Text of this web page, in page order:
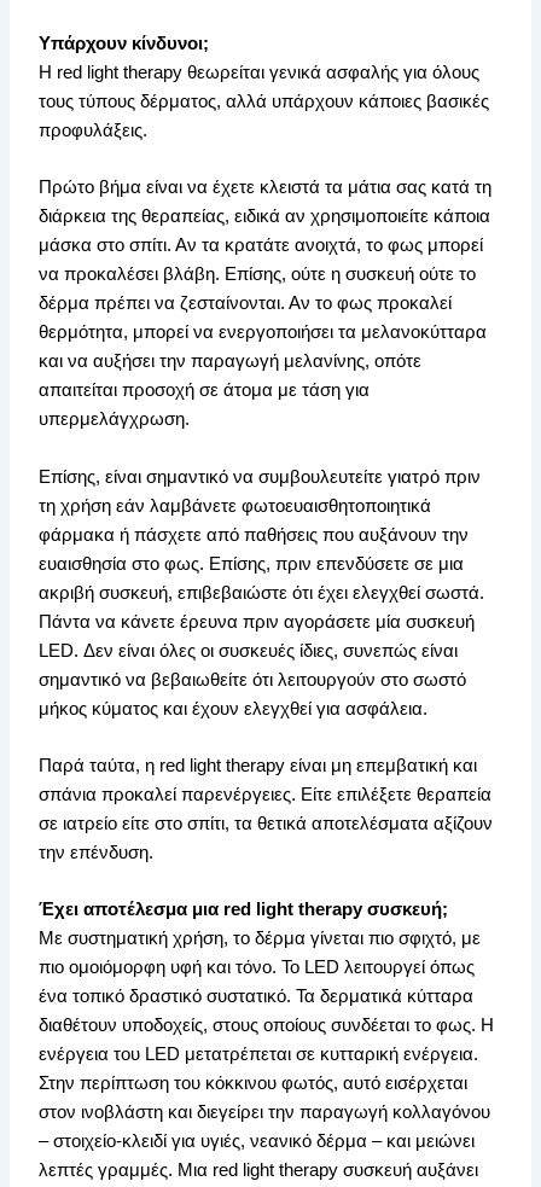
Υπάρχουν κίνδυνοι;
Η red light therapy θεωρείται γενικά ασφαλής για όλους
τους τύπους δέρματος, αλλά υπάρχουν κάποιες βασικές
προφυλάξεις.
Πρώτο βήμα είναι να έχετε κλειστά τα μάτια σας κατά τη
διάρκεια της θεραπείας, ειδικά αν χρησιμοποιείτε κάποια
μάσκα στο σπίτι. Αν τα κρατάτε ανοιχτά, το φως μπορεί
να προκαλέσει βλάβη. Επίσης, ούτε η συσκευή ούτε το
δέρμα πρέπει να ζεσταίνονται. Αν το φως προκαλεί
θερμότητα, μπορεί να ενεργοποιήσει τα μελανοκύτταρα
και να αυξήσει την παραγωγή μελανίνης, οπότε
απαιτείται προσοχή σε άτομα με τάση για
υπερμελάγχρωση.
Επίσης, είναι σημαντικό να συμβουλευτείτε γιατρό πριν
τη χρήση εάν λαμβάνετε φωτοευαισθητοποιητικά
φάρμακα ή πάσχετε από παθήσεις που αυξάνουν την
ευαισθησία στο φως. Επίσης, πριν επενδύσετε σε μια
ακριβή συσκευή, επιβεβαιώστε ότι έχει ελεγχθεί σωστά.
Πάντα να κάνετε έρευνα πριν αγοράσετε μία συσκευή
LED. Δεν είναι όλες οι συσκευές ίδιες, συνεπώς είναι
σημαντικό να βεβαιωθείτε ότι λειτουργούν στο σωστό
μήκος κύματος και έχουν ελεγχθεί για ασφάλεια.
Παρά ταύτα, η red light therapy είναι μη επεμβατική και
σπάνια προκαλεί παρενέργειες. Είτε επιλέξετε θεραπεία
σε ιατρείο είτε στο σπίτι, τα θετικά αποτελέσματα αξίζουν
την επένδυση.
Έχει αποτέλεσμα μια red light therapy συσκευή;
Με συστηματική χρήση, το δέρμα γίνεται πιο σφιχτό, με
πιο ομοιόμορφη υφή και τόνο. Το LED λειτουργεί όπως
ένα τοπικό δραστικό συστατικό. Τα δερματικά κύτταρα
διαθέτουν υποδοχείς, στους οποίους συνδέεται το φως. Η
ενέργεια του LED μετατρέπεται σε κυτταρική ενέργεια.
Στην περίπτωση του κόκκινου φωτός, αυτό εισέρχεται
στον ινοβλάστη και διεγείρει την παραγωγή κολλαγόνου
– στοιχείο-κλειδί για υγιές, νεανικό δέρμα – και μειώνει
λεπτές γραμμές. Μια red light therapy συσκευή αυξάνει